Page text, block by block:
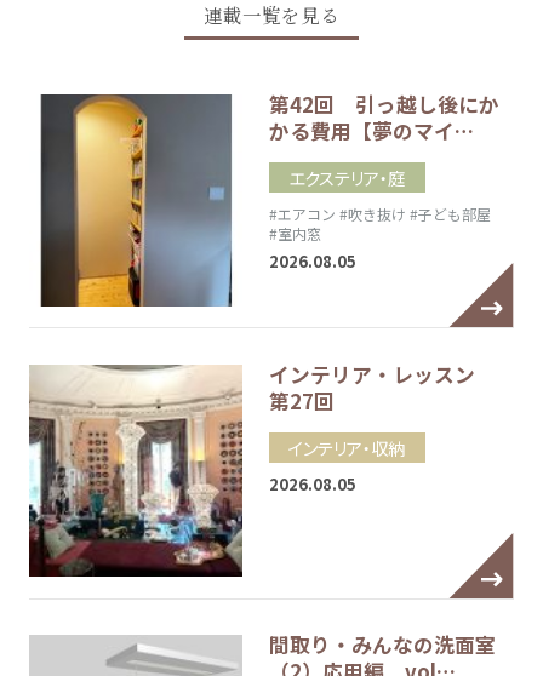
連載一覧を見る
第42回 引っ越し後にか
かる費用【夢のマイ…
エクステリア・庭
#エアコン #吹き抜け #子ども部屋
#室内窓
2026.08.05
インテリア・レッスン
第27回
インテリア・収納
2026.08.05
間取り・みんなの洗面室